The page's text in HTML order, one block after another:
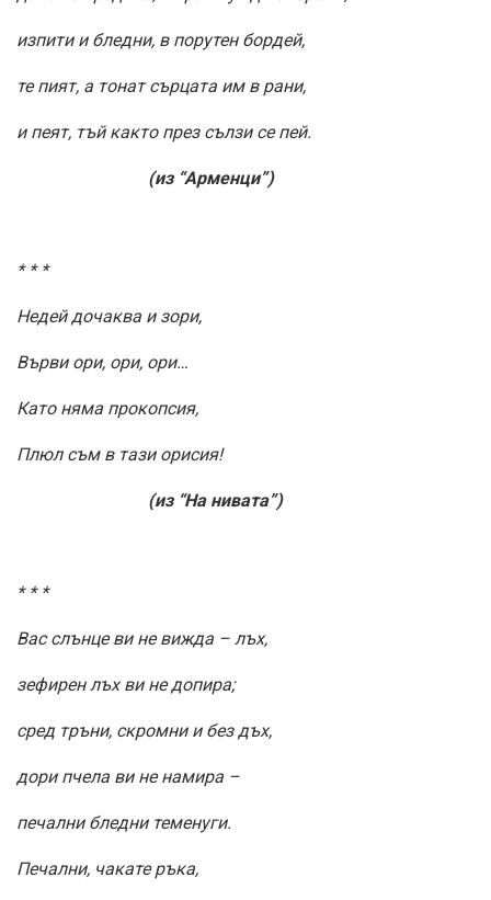
изпити и бледни, в порутен бордей,
те пият, а тонат сърцата им в рани,
и пеят, тъй както през сълзи се пей.
(из “Арменци”)
* * *
Недей дочаква и зори,
Върви ори, ори, ори…
Като няма прокопсия,
Плюл съм в тази орисия!
(из “На нивата”)
* * *
Вас слънце ви не вижда – лъх,
зефирен лъх ви не допира;
сред тръни, скромни и без дъх,
дори пчела ви не намира –
печални бледни теменуги.
Печални, чакате ръка,